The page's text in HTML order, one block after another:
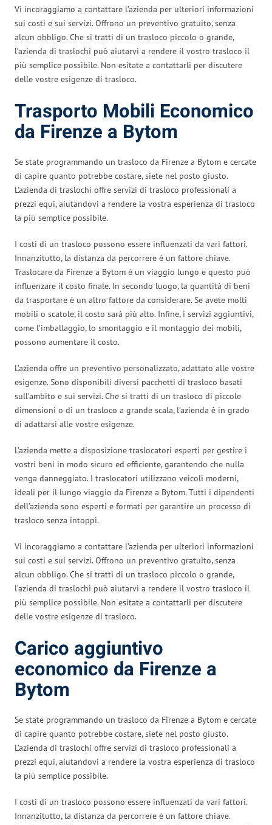
Vi incoraggiamo a contattare l’azienda per ulteriori informazioni
sui costi e sui servizi. Offrono un preventivo gratuito, senza
alcun obbligo. Che si tratti di un trasloco piccolo o grande,
l’azienda di traslochi può aiutarvi a rendere il vostro trasloco il
più semplice possibile. Non esitate a contattarli per discutere
delle vostre esigenze di trasloco.
Trasporto Mobili Economico
da Firenze a Bytom
Se state programmando un trasloco da Firenze a Bytom e cercate
di capire quanto potrebbe costare, siete nel posto giusto.
L’azienda di traslochi offre servizi di trasloco professionali a
prezzi equi, aiutandovi a rendere la vostra esperienza di trasloco
la più semplice possibile.
I costi di un trasloco possono essere influenzati da vari fattori.
Innanzitutto, la distanza da percorrere è un fattore chiave.
Traslocare da Firenze a Bytom è un viaggio lungo e questo può
influenzare il costo finale. In secondo luogo, la quantità di beni
da trasportare è un altro fattore da considerare. Se avete molti
mobili o scatole, il costo sarà più alto. Infine, i servizi aggiuntivi,
come l’imballaggio, lo smontaggio e il montaggio dei mobili,
possono aumentare il costo.
L’azienda offre un preventivo personalizzato, adattato alle vostre
esigenze. Sono disponibili diversi pacchetti di trasloco basati
sull’ambito e sui servizi. Che si tratti di un trasloco di piccole
dimensioni o di un trasloco a grande scala, l’azienda è in grado
di adattarsi alle vostre esigenze.
L’azienda mette a disposizione traslocatori esperti per gestire i
vostri beni in modo sicuro ed efficiente, garantendo che nulla
venga danneggiato. I traslocatori utilizzano veicoli moderni,
ideali per il lungo viaggio da Firenze a Bytom. Tutti i dipendenti
dell’azienda sono esperti e formati per garantire un processo di
trasloco senza intoppi.
Vi incoraggiamo a contattare l’azienda per ulteriori informazioni
sui costi e sui servizi. Offrono un preventivo gratuito, senza
alcun obbligo. Che si tratti di un trasloco piccolo o grande,
l’azienda di traslochi può aiutarvi a rendere il vostro trasloco il
più semplice possibile. Non esitate a contattarli per discutere
delle vostre esigenze di trasloco.
Carico aggiuntivo
economico da Firenze a
Bytom
Se state programmando un trasloco da Firenze a Bytom e cercate
di capire quanto potrebbe costare, siete nel posto giusto.
L’azienda di traslochi offre servizi di trasloco professionali a
prezzi equi, aiutandovi a rendere la vostra esperienza di trasloco
la più semplice possibile.
I costi di un trasloco possono essere influenzati da vari fattori.
Innanzitutto, la distanza da percorrere è un fattore chiave.